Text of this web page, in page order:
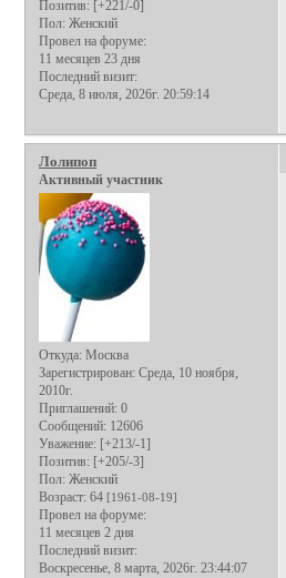
Позитив: [+221/-0]
Пол: Женский
Провел на форуме:
11 месяцев 23 дня
Последний визит:
Среда, 8 июля, 2026г. 20:59:14
Лолипоп
Активный участник
Откуда: Москва
Зарегистрирован: Среда, 10 ноября,
2010г.
Приглашений: 0
Сообщений: 12606
Уважение: [+213/-1]
Позитив: [+205/-3]
Пол: Женский
Возраст: 64 [1961-08-19]
Провел на форуме:
11 месяцев 2 дня
Последний визит:
Воскресенье, 8 марта, 2026г. 23:44:07